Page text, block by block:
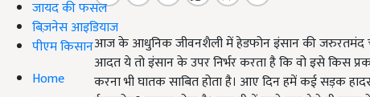
जायद की फसल
बिज़नेस आइडियाज
पीएम किसान
Home
आज के आधुनिक जीवनशैली में हेडफोन इंसान की जरुरतमंद
आदत ये तो इंसान के उपर निर्भर करता है कि वो इसे किस
करना भी घातक साबित होता है। आए दिन हमें कई सड़क